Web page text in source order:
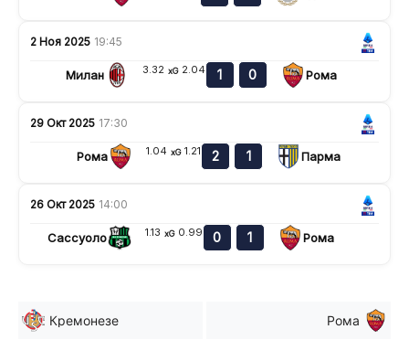
2 Ноя 2025 19:45
Милан 3.32 xG 2.04 1 0 Рома
29 Окт 2025 17:30
Рома 1.04 xG 1.21 2 1 Парма
26 Окт 2025 14:00
Сассуоло 1.13 xG 0.99 0 1 Рома
Кремонезе Рома